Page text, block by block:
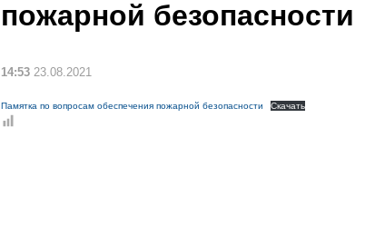
пожарной безопасности
14:53 23.08.2021
Памятка по вопросам обеспечения пожарной безопасности Скачать